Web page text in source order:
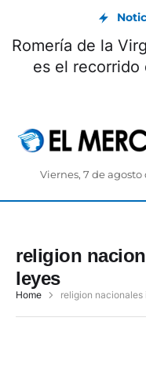
Romería de la
es el recorrido
Viernes, 7 de agosto
religion
leyes
Home religion